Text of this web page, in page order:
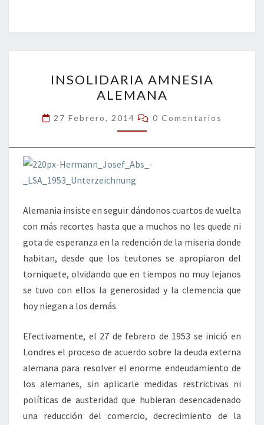
o
o
k
er dI
n
l
p
ar
tir
AMNESIA
ALEMANA
INSOLIDARIA AMNESIA
ALEMANA
27 Febrero, 2014 Comentarios
0 Comentarios
Alemania insiste en seguir dándonos cuartos de vuelta
con más recortes hasta que a muchos no les quede ni
gota de esperanza en la redención de la miseria donde
habitan, desde que los teutones se apropiaron del
torniquete, olvidando que en tiempos no muy lejanos
se tuvo con ellos la generosidad y la clemencia que
hoy niegan a los demás.
Efectivamente, el 27 de febrero de 1953 se inició en
Londres el proceso de acuerdo sobre la deuda externa
alemana para resolver el enorme endeudamiento de
los alemanes, sin aplicarle medidas restrictivas ni
políticas de austeridad que hubieran desencadenado
una reducción del comercio, decrecimiento de la